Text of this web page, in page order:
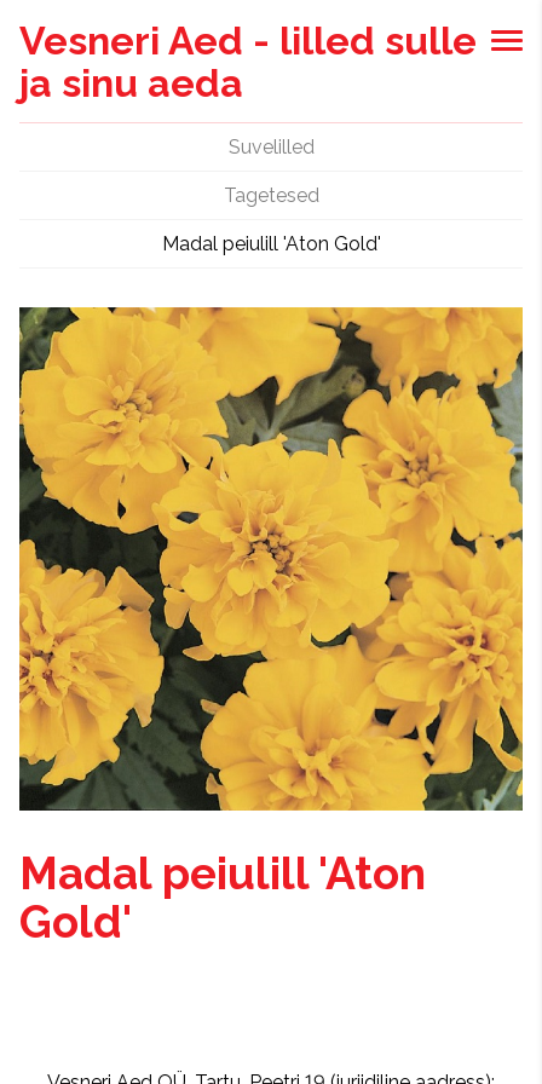
Vesneri Aed - lilled sulle
ja sinu aeda
Suvelilled
Tagetesed
Madal peiulill 'Aton Gold'
Madal peiulill 'Aton
Gold'